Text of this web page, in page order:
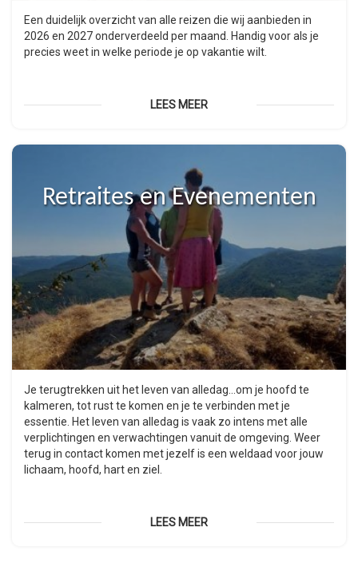
Een duidelijk overzicht van alle reizen die wij aanbieden in
2026 en 2027 onderverdeeld per maand. Handig voor als je
precies weet in welke periode je op vakantie wilt.
LEES MEER
Retraites en Evenementen
Je terugtrekken uit het leven van alledag...om je hoofd te
kalmeren, tot rust te komen en je te verbinden met je
essentie. Het leven van alledag is vaak zo intens met alle
verplichtingen en verwachtingen vanuit de omgeving. Weer
terug in contact komen met jezelf is een weldaad voor jouw
lichaam, hoofd, hart en ziel.
LEES MEER